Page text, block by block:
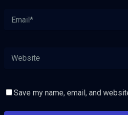
Save my name, email, and